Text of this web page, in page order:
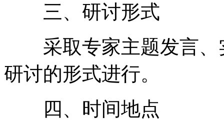
三、研讨形式
采取专家主题发言、
研讨的形式进行。
四、时间地点